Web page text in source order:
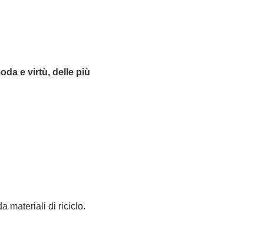
e virtù, delle più
materiali di riciclo.